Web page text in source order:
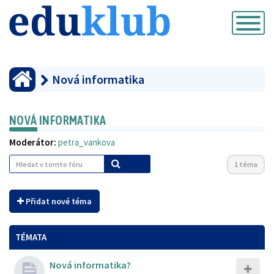
Přepnout
navigaci
Nová informatika
NOVÁ INFORMATIKA
Moderátor: petra_vankova
1 téma
Přidat nové téma
TÉMATA
Nová informatika?